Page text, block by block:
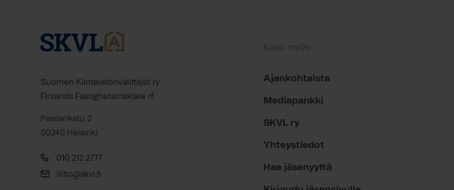
Suomen Kiinteistönvälittäjät ry
Finlands Fastighetsmäklare rf
Pasilankatu 2
00240 Helsinki
010 212 2777
liitto@skvl.fi
Katso myös:
Ajankohtaista
Mediapankki
SKVL ry
Yhteystiedot
Hae jäsenyyttä